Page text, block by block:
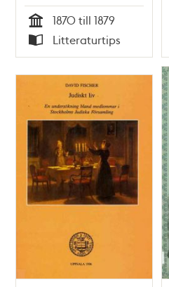
Tid
1870 till 1879
Typ
Litteraturtips